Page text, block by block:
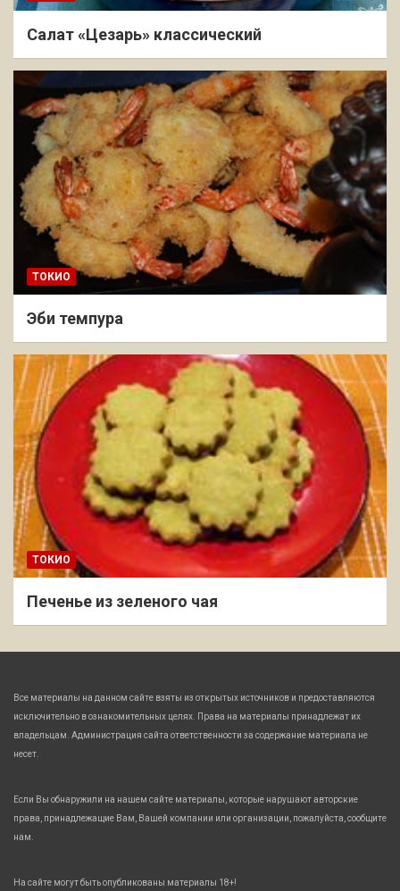
Салат «Цезарь» классический
ТОКИО
Эби темпура
ТОКИО
Печенье из зеленого чая
Все материалы на данном сайте взяты из открытых источников и предоставляются
исключительно в ознакомительных целях. Права на материалы принадлежат их
владельцам. Администрация сайта ответственности за содержание материала не
несет.
Если Вы обнаружили на нашем сайте материалы, которые нарушают авторские
права, принадлежащие Вам, Вашей компании или организации, пожалуйста, сообщите
нам.
На сайте могут быть опубликованы материалы 18+!